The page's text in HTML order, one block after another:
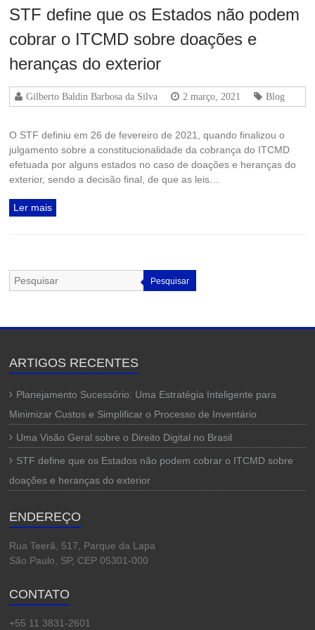
STF define que os Estados não podem
cobrar o ITCMD sobre doações e
heranças do exterior
Gilberto Baldin Barbosa da Silva 2 março, 2021 Blog
O STF definiu em 26 de fevereiro de 2021, quando finalizou o
julgamento sobre a constitucionalidade da cobrança do ITCMD
efetuada por alguns estados no caso de doações e heranças do
exterior, sendo a decisão final, de que as leis…
Ler mais
Pesquisar
ARTIGOS RECENTES
Planejamento Sucessório: Uma Estratégia Inteligente para
Minimizar Custos e Simplificar o Processo de Inventário
Uma Visão Geral sobre o Direito Digital no Brasil
STF define que os Estados não podem cobrar o ITCMD sobre
doações e heranças do exterior
ENDEREÇO
Rua Teerã, 517, Parque da Lapa
São Paulo, SP, CEP 05301-000
CONTATO
+55 11 3831-2601